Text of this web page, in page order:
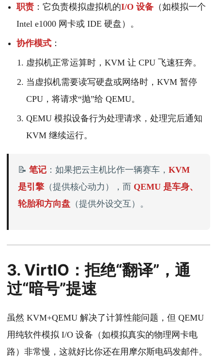
职责 ：它负责模拟虚拟机的I/O 设备 （如模拟一个
Intel e1000 网卡或 IDE 硬盘）。
协作模式 ：
虚拟机正常运算时，KVM 让 CPU 飞速狂奔。
当虚拟机需要读写硬盘或网络时，KVM 暂停
CPU，将请求“抛”给 QEMU。
QEMU 模拟设备行为处理请求，处理完后通知
KVM 继续运行。
📝笔记 ：如果把云主机比作一辆赛车，KVM
是引擎（提供核心动力），而 QEMU 是车身、
轮胎和方向盘 （提供外设交互）。
3. VirtIO：拒绝“翻译”，通
过“暗号”提速
虽然 KVM+QEMU 解决了计算性能问题，但 QEMU
用纯软件模拟 I/O 设备（如模拟真实的物理网卡电
路）非常慢，这就好比你还在用摩尔斯电码发邮件。